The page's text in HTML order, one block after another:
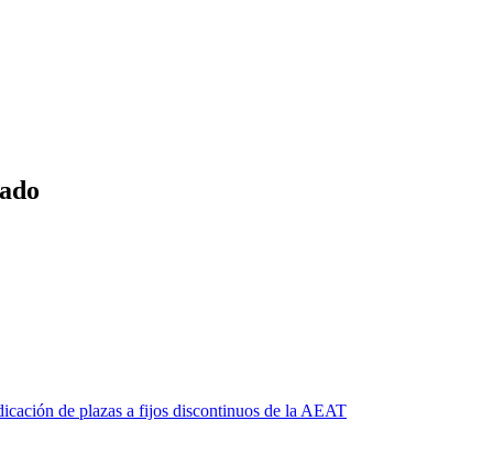
de plazas a fijos discontinuos de la AEAT